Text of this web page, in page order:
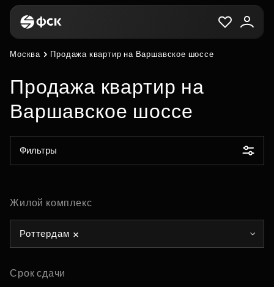
Москва Продажа квартир на Варшавское шоссе
Продажа квартир на
Варшавское шоссе
Фильтры
Жилой комплекс
Роттердам
Срок сдачи